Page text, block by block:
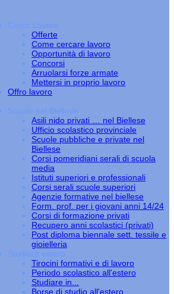
Cerco Lavoro
Offerte
Come cercare lavoro
Opportunità di lavoro
Concorsi
Arruolarsi forze armate
Mettersi in proprio lavoro
Offro lavoro
Scuole nel Biellese
Asili nido privati … nel Biellese
Ufficio scolastico provinciale
Scuole pubbliche e private nel
Biellese
Corsi pomeridiani serali di scuola
media
Istituti superiori e professionali
Corsi serali scuole superiori
Agenzie formative nel biellese
Form. prof. per i giovani anni 14/24
Corsi di formazione privati
Recupero anni scolastici (privati)
Post diploma biennale sett. tessile e
gioielleria
Studiare estero
Tirocini formativi e di lavoro
Periodo scolastico all'estero
Studiare in...
Borse di studio all'estero